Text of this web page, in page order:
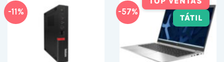
-11% -57%
TÁTIL